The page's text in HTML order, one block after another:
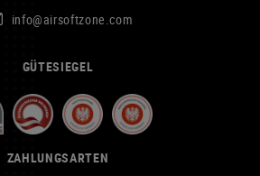
info@airsoftzone.com
GÜTESIEGEL
ZAHLUNGSARTEN